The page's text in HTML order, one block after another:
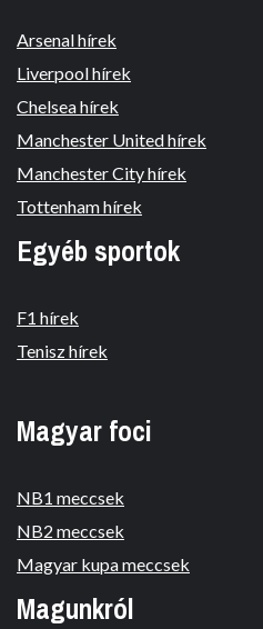
Arsenal hírek
Liverpool hírek
Chelsea hírek
Manchester United hírek
Manchester City hírek
Tottenham hírek
Egyéb sportok
F1 hírek
Tenisz hírek
Magyar foci
NB1 meccsek
NB2 meccsek
Magyar kupa meccsek
Magunkról